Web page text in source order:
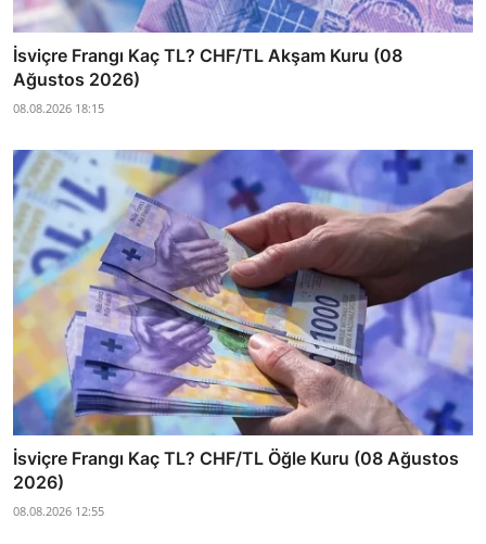
İsviçre Frangı Kaç TL? CHF/TL Akşam Kuru (08
Ağustos 2026)
08.08.2026 18:15
İsviçre Frangı Kaç TL? CHF/TL Öğle Kuru (08 Ağustos
2026)
08.08.2026 12:55